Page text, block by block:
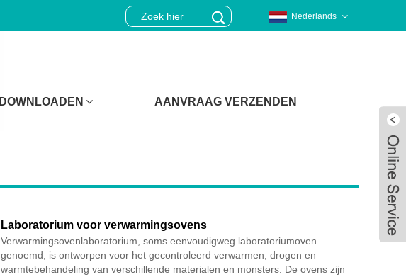
Nederlands
DOWNLOADEN AANVRAAG VERZENDEN
Laboratorium voor verwarmingsovens
Verwarmingsovenlaboratorium, soms eenvoudigweg laboratoriumoven
genoemd, is ontworpen voor het gecontroleerd verwarmen, drogen en
warmtebehandeling van verschillende materialen en monsters. De ovens zijn